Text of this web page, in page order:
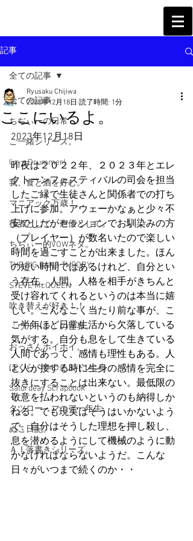
記事
全ての記事
ちぢぃーの日常
ご一緒シリーズ。
I'm a Drummer!
我、食と酒を好む。
マニアック万歳！
役者として、声優として。
ちぢぃー的VOWネタ。
THE BIG BANG THEORY
STEVE McQUEEN
吹き替えが好き！！
「ウルトラ」の世界。
おっさんホイホイ。
ぼくら、YMOチルドレン。
Saturdeay Scrapbook
タツロー・マニア一年生。
ぬこ日記。
ＡＩ落書きシリーズ。
全ての記事
ここにいるよ。
Ryusaku Chijiwa
2023年12月18日 読了時間: 1分
2023年12月18日
昨夜は２０２２年、２０２３年とエレ
クトーンフェスティバルの司会を担当
したご縁で生徒さんと関係者での打ち
上げに参加。アウェーかなぁと少々不
安でしたがセッションでお馴染みの方
（プレイヤー）が数名いたので楽しい
時間を過ごすことが出来ました。ほん
の短い時間ではあるけれど、自分とい
う存在、人間、人格を相手がきちんと
受け容れてくれるというのは本当に嬉
しい。こんなごく当たり前な事が、こ
こ半年ほど日常生活から欠落している
気がする。自分も息をして生きている
人間であって、感情も理性もある。人
と人が接する時に生身の感情を完全に
抜きにすることは出来ない。最低限の
敬意を払われないというのも納得しか
ねる。でも現実はそうはいかないよう
で、自分はそうした理想を押し殺し、
息を潜めるようにして機械のように動
かなければならないようだ。こんな
日々がいつまで続くのか・・